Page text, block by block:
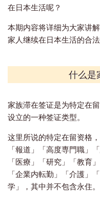
在日本生活呢？
本期内容将详细为大家讲
家人继续在日本生活的合法
什么是
家族滞在签证是为特定在
设立的一种签证类型。
这里所说的特定在留资格
「報道」「高度専門職」
「医療」「研究」「教育
「企業内転勤」「介護」
学」，其中并不包含永住。